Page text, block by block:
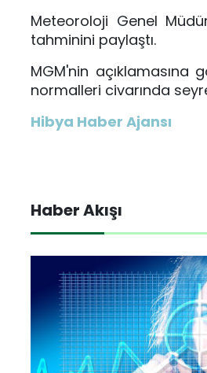
Meteoroloji Genel
tahminini paylaştı.
MGM'nin açıklamasına
normalleri civarında
Hibya Haber Ajansı
Haber Akışı